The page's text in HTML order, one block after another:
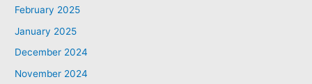
February 2025
January 2025
December 2024
November 2024